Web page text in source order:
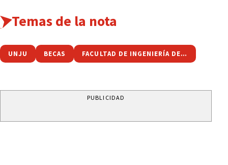
Temas de la nota
UNJU BECAS FACULTAD DE INGENIERÍA DE LA UNJU
PUBLICIDAD